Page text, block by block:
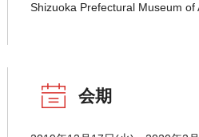
Shizuoka Prefectural Museum of
会期